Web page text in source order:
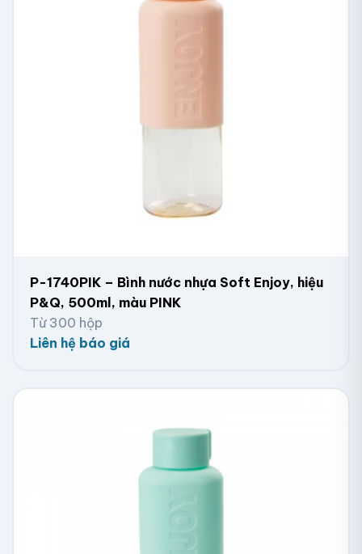
P-1740PIK – Bình nước nhựa Soft Enjoy, hiệu
P&Q, 500ml, màu PINK
Từ 300 hộp
Liên hệ báo giá